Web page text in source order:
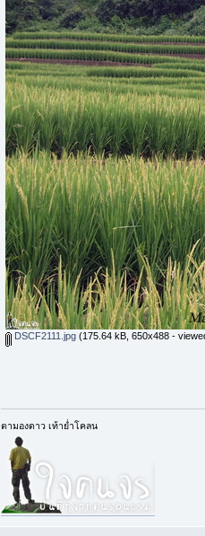
DSCF2111.jpg(175.64 kB, 650x488 -
ตามองดาว เท้าย่ำโคลน